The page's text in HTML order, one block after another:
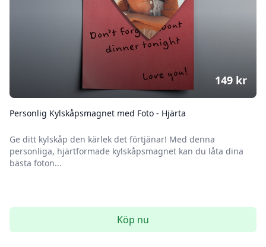
Personlig Kylskåpsmagnet med Foto - Hjärta
Ge ditt kylskåp den kärlek det förtjänar! Med denna
personliga, hjärtformade kylskåpsmagnet kan du låta dina
bästa foton...
149 kr
Köp nu